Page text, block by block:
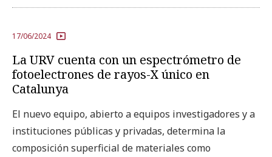
REPORTAJES
Ámbitos universitarios
Prueba la búsqueda avanzada
17/06/2024
La URV cuenta con un espectrómetro de
fotoelectrones de rayos-X único en
Catalunya
El nuevo equipo, abierto a equipos investigadores y a
instituciones públicas y privadas, determina la
composición superficial de materiales como